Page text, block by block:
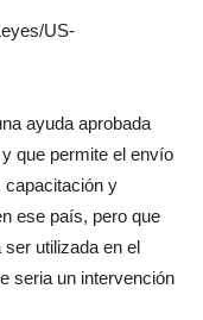
US-
ayuda aprobada
que permite el envío
capacitación y
ese país, pero que
utilizada en el
seria un intervención